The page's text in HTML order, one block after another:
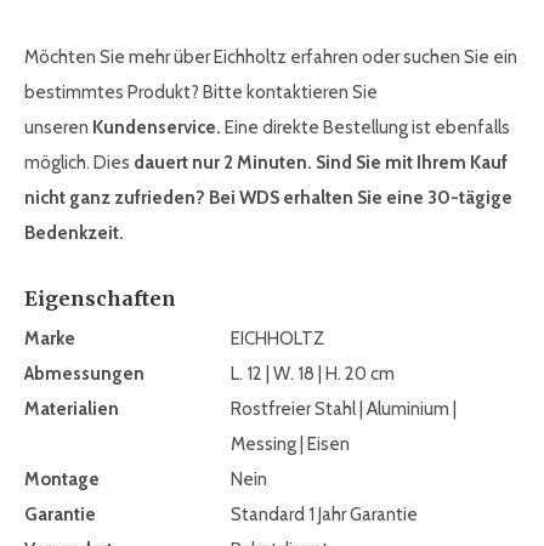
Möchten Sie mehr über Eichholtz erfahren oder suchen Sie ein
bestimmtes Produkt? Bitte kontaktieren Sie
unseren Kundenservice. Eine direkte Bestellung ist ebenfalls
möglich. Dies dauert nur 2 Minuten. Sind Sie mit Ihrem Kauf
nicht ganz zufrieden? Bei WDS erhalten Sie eine 30-tägige
Bedenkzeit.
Eigenschaften
Marke
EICHHOLTZ
Abmessungen
L. 12 | W. 18 | H. 20 cm
Materialien
Rostfreier Stahl | Aluminium |
Messing | Eisen
Montage
Nein
Garantie
Standard 1 Jahr Garantie